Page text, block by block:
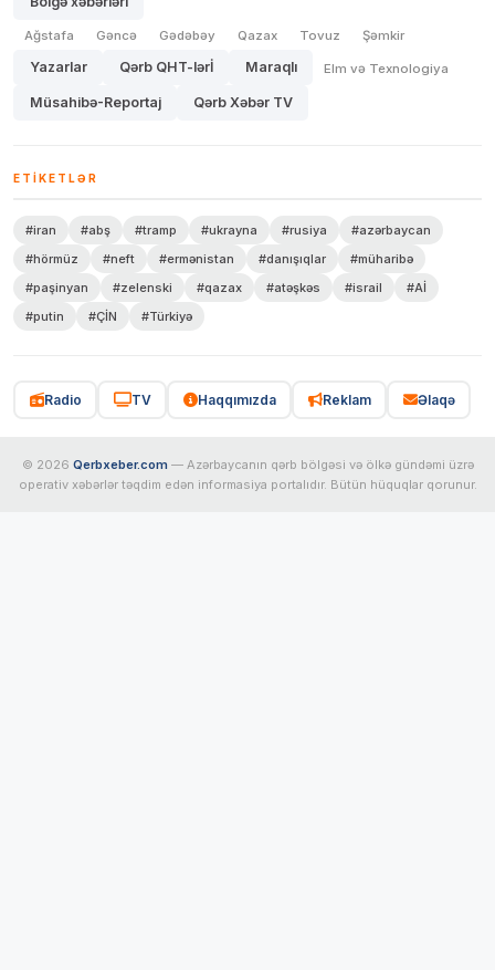
Ağstafa Gəncə Gədəbəy Qazax Tovuz Şəmkir
Yazarlar Qərb QHT-lərİ Maraqlı Elm və Texnologiya
Müsahibə-Reportaj Qərb Xəbər TV
ETIKETLƏR
#iran #abş #tramp #ukrayna #rusiya
#azərbaycan
#hörmüz
#neft #ermənistan #danışıqlar
#müharibə
#paşinyan
#zelenski #qazax #atəşkəs #israil
#Aİ
#putin
#ÇİN #Türkiyə
Radio TV Haqqımızda Reklam Əlaqə
© 2026 Qerbxeber.com — Azərbaycanın qərb bölgəsi və ölkə gündəmi üzrə
operativ xəbərlər təqdim edən informasiya portalıdır. Bütün hüquqlar qorunur.